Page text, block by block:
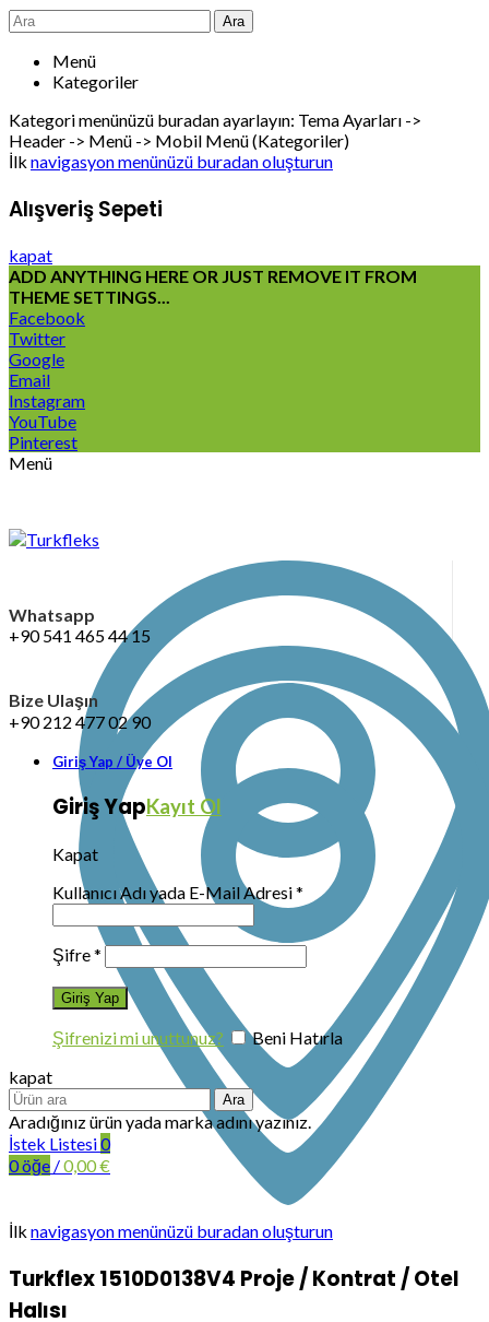
Ara
Menü
Kategoriler
Kategori menünüzü buradan ayarlayın: Tema Ayarları ->
Header -> Menü -> Mobil Menü (Kategoriler)
İlk navigasyon menünüzü buradan oluşturun
Alışveriş Sepeti
kapat
ADD ANYTHING HERE OR JUST REMOVE IT FROM
THEME SETTINGS...
Facebook
Twitter
Google
Email
Instagram
YouTube
Pinterest
Menü
Whatsapp
+90 541 465 44 15
Bize Ulaşın
+90 212 477 02 90
Giriş Yap / Üye Ol
Giriş YapKayıt Ol
Kapat
Kullanıcı Adı yada E-Mail Adresi*
Şifre*
Şifrenizi mi unuttunuz?
Beni Hatırla
kapat
Ara
Aradığınız ürün yada marka adını yazınız.
İstek Listesi0
0öğe /0,00€
İlk navigasyon menünüzü buradan oluşturun
Turkflex 1510D0138V4 Proje / Kontrat / Otel
Halısı